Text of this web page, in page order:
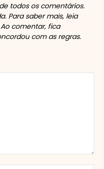
todos os comentários.
Para saber mais, leia
comentar, fica
com as regras.